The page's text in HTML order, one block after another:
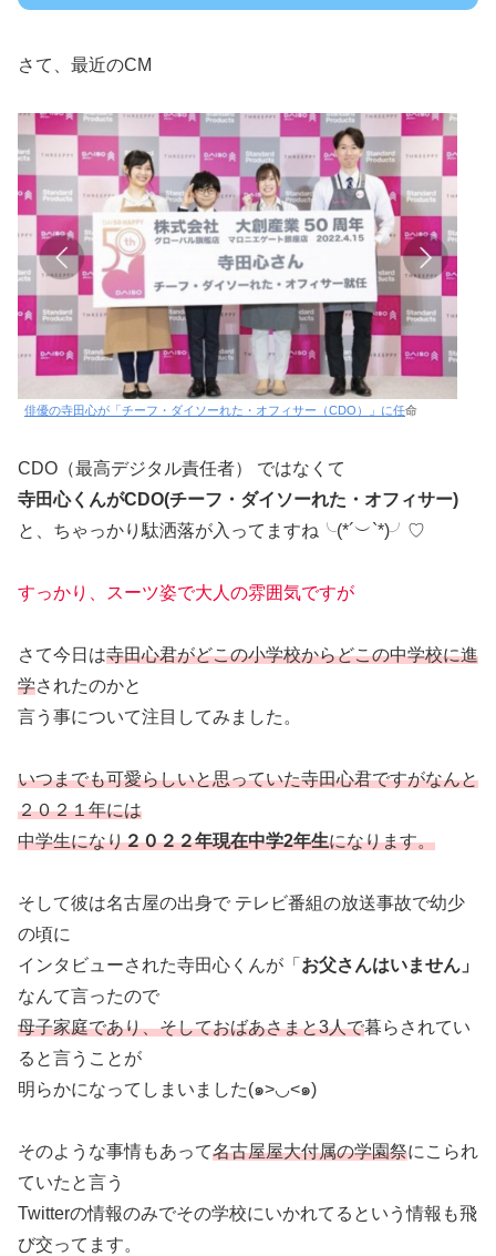
さて、最近のCM
俳優の寺田心が「チーフ・ダイソーれた・オフィサー（CDO）」に任命
CDO（最高デジタル責任者） ではなくて
寺田心くんがCDO(チーフ・ダイソーれた・オフィサー)
と、ちゃっかり駄洒落が入ってますね╰(*´︶`*)╯♡
すっかり、スーツ姿で大人の雰囲気ですが
さて今日は寺田心君がどこの小学校からどこの中学校に進
学されたのかと
言う事について注目してみました。
いつまでも可愛らしいと思っていた寺田心君ですがなんと
２０２１年には
中学生になり２０２２年現在中学2年生になります。
そして彼は名古屋の出身で テレビ番組の放送事故で幼少
の頃に
インタビューされた寺田心くんが「 お父さんはいません」
なんて言ったので
母子家庭であり、そしておばあさまと3人で暮らされてい
ると言うことが
明らかになってしまいました(๑>◡<๑)
そのような事情もあって名古屋屋大付属の学園祭にこられ
ていたと言う
Twitterの情報のみでその学校にいかれてるという情報も飛
び交ってます。